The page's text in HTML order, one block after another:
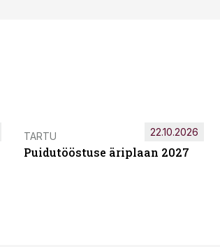
TARTU
Puidutööstuse äriplaan 2027
22.10.2026